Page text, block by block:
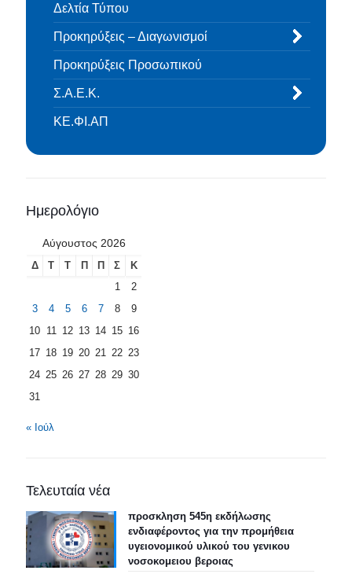
Δελτία Τύπου
Προκηρύξεις – Διαγωνισμοί
Προκηρύξεις Προσωπικού
Σ.Α.Ε.Κ.
ΚΕ.ΦΙ.ΑΠ
Ημερολόγιο
Αύγουστος 2026
Δ Τ Τ Π Π Σ
Κ
1
2
3
4 5 6 7 8
9
10 11 12 13 14 15 16
17 18 19 20 21 22 23
24 25 26 27 28 29 30
31
« Ιούλ
Τελευταία νέα
προσκληση 545η εκδήλωσης
ενδιαφέροντος για την προμήθεια
υγειονομικού υλικού του γενικου
νοσοκομειου βεροιας